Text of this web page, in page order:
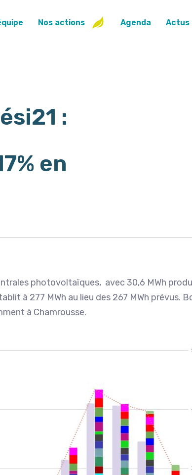
Nos actions Agenda Actus
:
en
photovoltaïques, avec 30,6 MWh
à 277 MWh au lieu des 267 MWh prévus.
à Chamrousse.